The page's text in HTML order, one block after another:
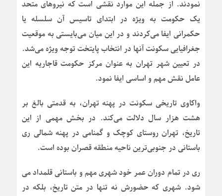
نمودند. از جمله این موارد نقشی است که نیروهای متحد
یک حکومت به ویژه در ابتدای تاسیس آن سلسله یا
حکمرانی ایفا می‌کردند و در این میان می‌بایستی به موقعیت
جغرافیایی سکونت آنها در انتخاب پایتخت توجه ویژه می‌شد.
در تعیین شهر تهران به عنوان مرکز حکومت قاجاریه این
عامل نقش مهم و اساسی ایفا نمود.
واکاوی تاریخی سکونت در پهنه تهران، به قدمتی بالغ بر
هشت هزار سال دلالت می‌کند. در بخش مهمی از این
تاریخ، تهران روستای کوچک و گمنامی در پهنه شمالی ری
باستانی در جنوبی‌ترین ناحیه منطقه قصران بوده است.
ری در تمام دوران عمر خود شهری مهم و باستانی قلمداد می
شود. شهری که حضورش نه تنها در متن تاریخ، بلکه در